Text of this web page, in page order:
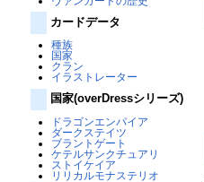
カードデータ
種族
国家
クラン
イラストレーター
国家(overDressシリーズ)
ドラゴンエンパイア
ダークステイツ
ブラントゲート
ケテルサンクチュアリ
ストイケイア
リリカルモナステリオ